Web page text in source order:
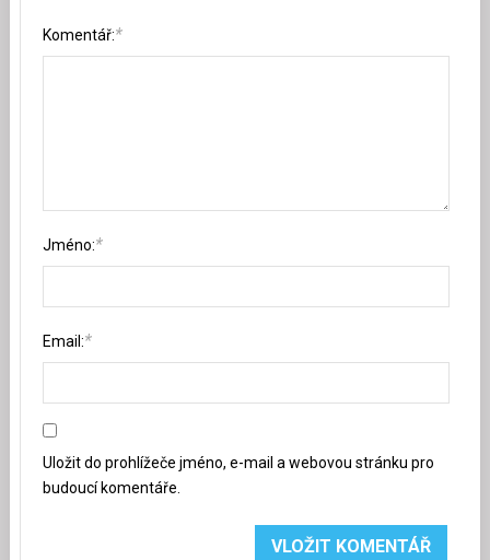
Komentář:*
Jméno:*
Email:*
Uložit do prohlížeče jméno, e-mail a webovou stránku pro
budoucí komentáře.